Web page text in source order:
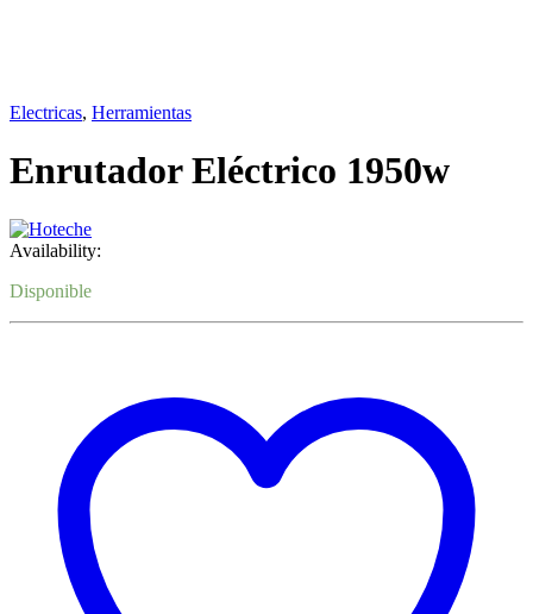
Electricas, Herramientas
Enrutador Eléctrico 1950w
Availability:
Disponible